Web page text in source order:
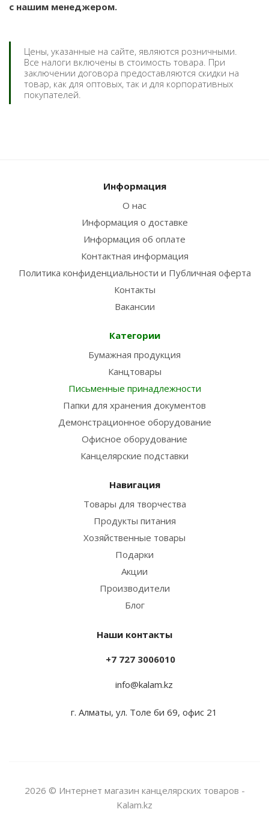
с нашим менеджером.
Цены, указанные на сайте, являются розничными.
Все налоги включены в стоимость товара. При
заключении договора предоставляются скидки на
товар, как для оптовых, так и для корпоративных
покупателей.
Информация
О нас
Информация о доставке
Информация об оплате
Контактная информация
Политика конфиденциальности и Публичная оферта
Контакты
Вакансии
Категории
Бумажная продукция
Канцтовары
Письменные принадлежности
Папки для хранения документов
Демонстрационное оборудование
Офисное оборудование
Канцелярские подставки
Навигация
Товары для творчества
Продукты питания
Хозяйственные товары
Подарки
Акции
Производители
Блог
Наши контакты
+7 727 3006010
info@kalam.kz
г. Алматы, ул. Толе би 69, офис 21
2026 © Интернет магазин канцелярских товаров -
Kalam.kz